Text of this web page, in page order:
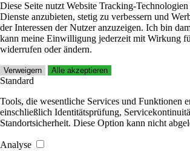
Diese Seite nutzt Website Tracking-
Dienste anzubieten, stetig zu verbessern und
der Interessen der Nutzer anzuzeigen. Ich bin
kann meine Einwilligung jederzeit mit Wirkung
widerrufen oder ändern.
Verweigern Alle akzeptieren
Standard
Tools, die wesentliche Services und Funktionen
einschließlich Identitätsprüfung,
Standortsicherheit. Diese Option kann nicht
Analyse